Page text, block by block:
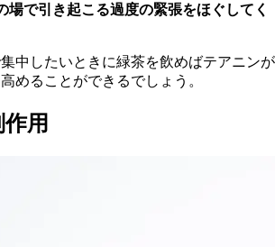
場で引き起こる過度の緊張をほぐしてく
中したいときに緑茶を飲めばテアニンが
めることができるでしょう。
用